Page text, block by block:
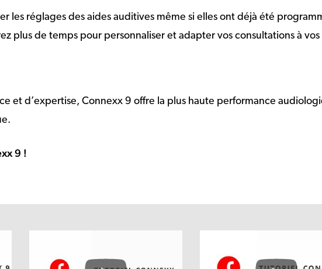
les réglages des aides auditives même si elles ont déjà été
plus de temps pour personnaliser et adapter vos consultations à
et d’expertise, Connexx 9 offre la plus haute performance
9 !